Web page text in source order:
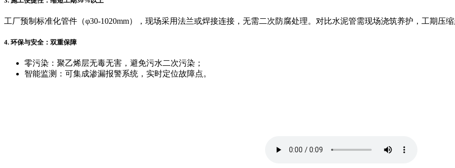
工厂预制标准化管件（φ30-1020mm），现场采用法兰或焊接连接，无需二次防腐处理。对比水泥管需现场浇筑养护，工期压缩
4. 环保与安全：双重保障
零污染：聚乙烯层无毒无害，避免污水二次污染；
智能监测：可集成渗漏报警系统，实时定位故障点。